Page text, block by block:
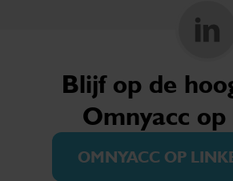
Blijf op de
Omnyacc
OMNYACC OP